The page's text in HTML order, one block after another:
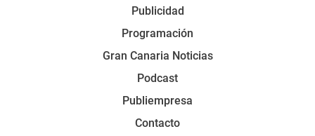
Publicidad
Programación
Gran Canaria Noticias
Podcast
Publiempresa
Contacto